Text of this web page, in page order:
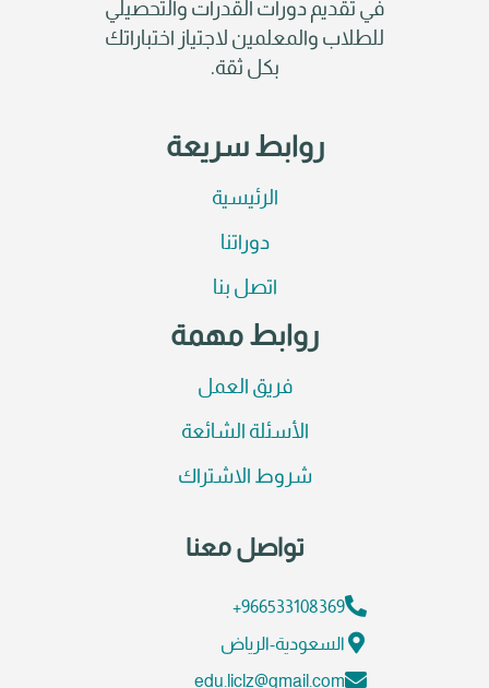
في تقديم دورات القدرات والتحصيلي
للطلاب والمعلمين لاجتياز اختباراتك
بكل ثقة.
روابط سريعة
الرئيسية
دوراتنا
اتصل بنا
روابط مهمة
فريق العمل
الأسئلة الشائعة
شروط الاشتراك
تواصل معنا
966533108369+
السعودية-الرياض
edu.liclz@gmail.com